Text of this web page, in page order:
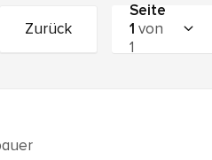
Zurück
Seite
1 von
1